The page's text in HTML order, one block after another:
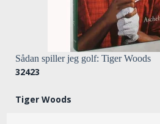
Sådan spiller jeg golf: Tiger Woods
32423
Tiger Woods